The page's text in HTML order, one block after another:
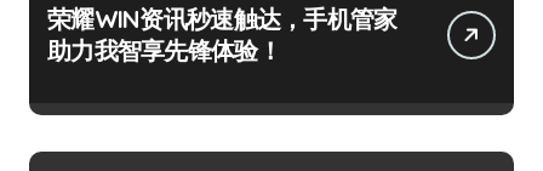
荣耀WIN资讯秒速触达，手机管家
助力我智享先锋体验！